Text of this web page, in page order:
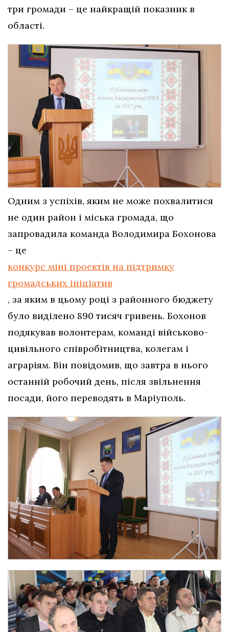
три громади – це найкращій показник в
області.
Одним з успіхів, яким не може похвалитися
не один район і міська громада, що
запровадила команда Володимира Бохонова
– це
конкурс міні проектів на підтримку
громадських ініціатив
, за яким в цьому році з районного бюджету
було виділено 890 тисяч гривень. Бохонов
подякував волонтерам, команді військово-
цивільного співробітництва, колегам і
аграріям. Він повідомив, що завтра в нього
останній робочий день, після звільнення
посади, його переводять в Маріуполь.